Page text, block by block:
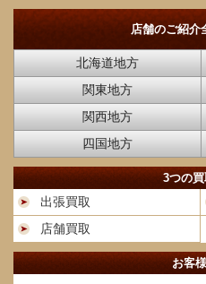
店舗のご紹介
北海道地方
関東地方
関西地方
四国地方
3つの
出張買取
店舗買取
お客